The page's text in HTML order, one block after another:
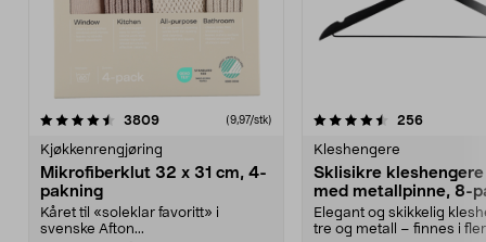
3809anmeldelser(9,97/stk)
Kjøkkenrengjøring
Mikrofiberklut 32 x 31 cm, 4-
pakning
Kåret til «soleklar favoritt» i
svenske Afton...
4.5av 5 stjerner 256
Kleshengere
Sklisikre
med metallpinne, 8-
Elegant og skikkelig
tre og metall – finnes i
4.5av 5 stjerner